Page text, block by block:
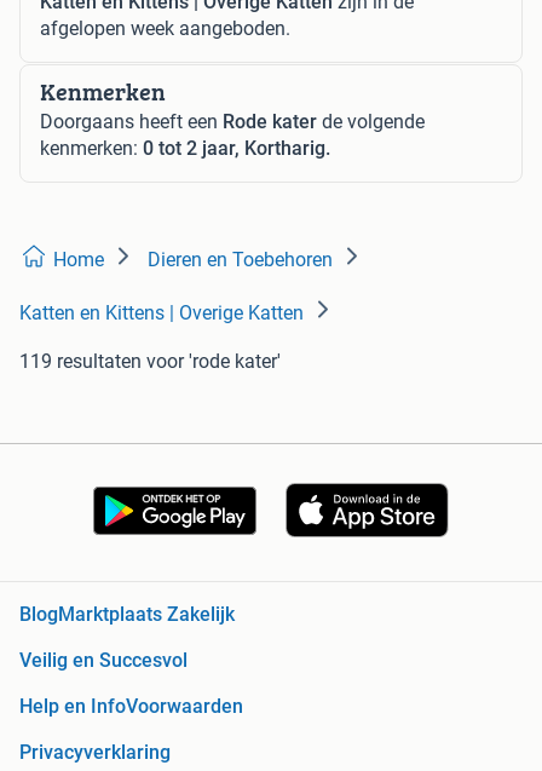
afgelopen week aangeboden.
Kenmerken
Doorgaans heeft een Rode kater de volgende
kenmerken: 0 tot 2 jaar, Kortharig.
Home Dieren en Toebehoren
Katten en Kittens | Overige Katten
119 resultaten voor 'rode kater'
BlogMarktplaats Zakelijk
Veilig en Succesvol
Help en InfoVoorwaarden
Privacyverklaring